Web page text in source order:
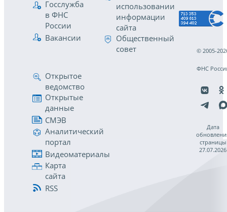
Госслужба
в ФНС
России
Вакансии
использовании
информации
сайта
Общественный
совет
Открытое
ведомство
Открытые
данные
СМЭВ
Аналитический
портал
Видеоматериалы
Карта
сайта
RSS
© 2005-
ФНС
Дата
страницы
27.07.2026